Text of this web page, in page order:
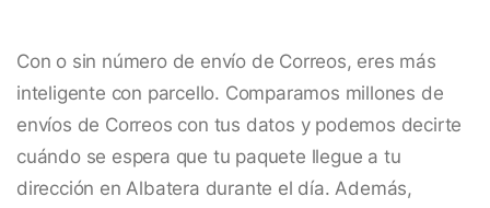
Con o sin número de envío de Correos, eres más
inteligente con parcello. Comparamos millones de
envíos de Correos con tus datos y podemos decirte
cuándo se espera que tu paquete llegue a tu
dirección en Albatera durante el día. Además,